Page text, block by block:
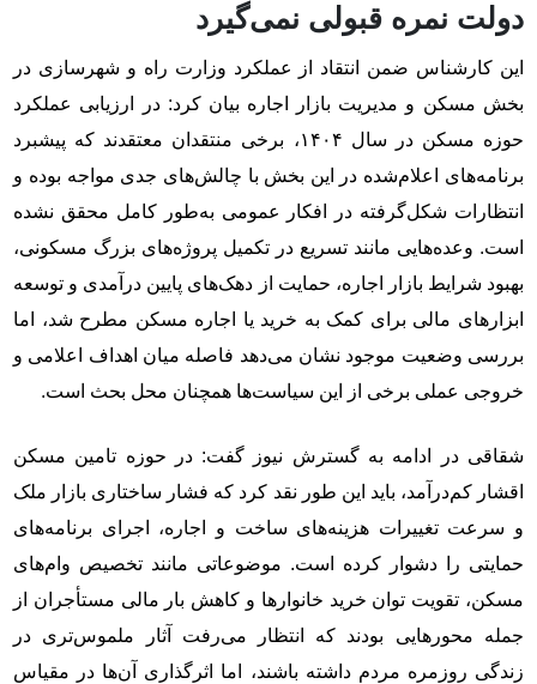
دولت نمره قبولی نمی‌گیرد
این کارشناس ضمن انتقاد از عملکرد وزارت راه و شهرسازی در
بخش مسکن و مدیریت بازار اجاره بیان کرد: در ارزیابی عملکرد
حوزه مسکن در سال ۱۴۰۴، برخی منتقدان معتقدند که پیشبرد
برنامه‌های اعلام‌شده در این بخش با چالش‌های جدی مواجه بوده و
انتظارات شکل‌گرفته در افکار عمومی به‌طور کامل محقق نشده
است. وعده‌هایی مانند تسریع در تکمیل پروژه‌های بزرگ مسکونی،
بهبود شرایط بازار اجاره، حمایت از دهک‌های پایین درآمدی و توسعه
ابزارهای مالی برای کمک به خرید یا اجاره مسکن مطرح شد، اما
بررسی وضعیت موجود نشان می‌دهد فاصله میان اهداف اعلامی و
خروجی عملی برخی از این سیاست‌ها همچنان محل بحث است.
شقاقی در ادامه به گسترش نیوز گفت: در حوزه تامین مسکن
اقشار کم‌درآمد، باید این طور نقد کرد که فشار ساختاری بازار ملک
و سرعت تغییرات هزینه‌های ساخت و اجاره، اجرای برنامه‌های
حمایتی را دشوار کرده است. موضوعاتی مانند تخصیص وام‌های
مسکن، تقویت توان خرید خانوارها و کاهش بار مالی مستأجران از
جمله محورهایی بودند که انتظار می‌رفت آثار ملموس‌تری در
زندگی روزمره مردم داشته باشند، اما اثرگذاری آن‌ها در مقیاس